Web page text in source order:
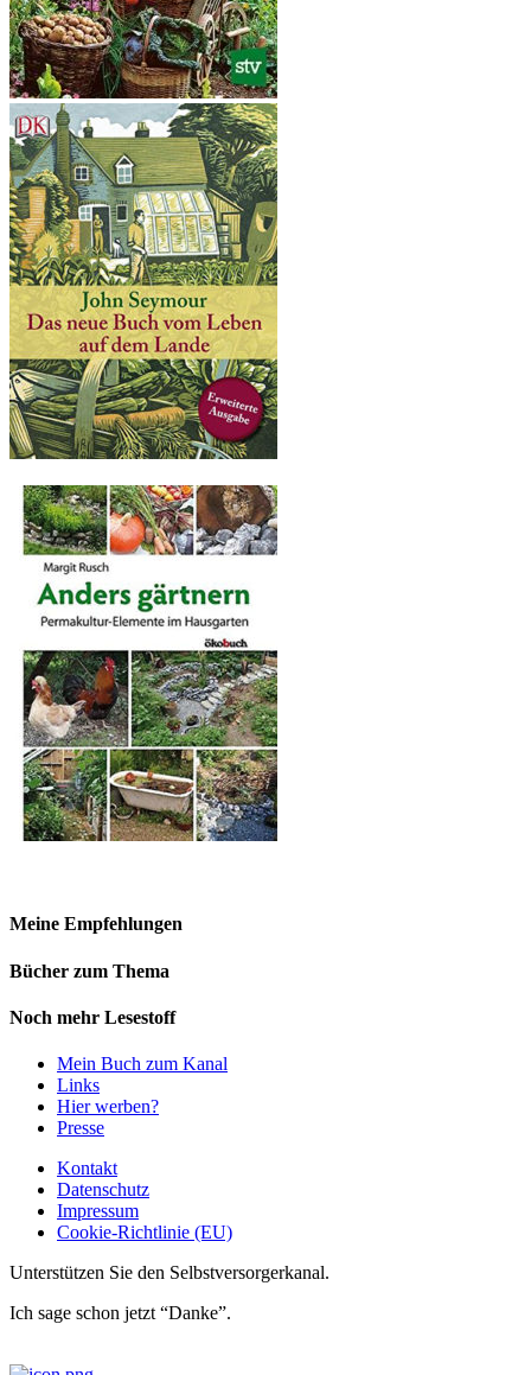
Meine Empfehlungen
Bücher zum Thema
Noch mehr Lesestoff
Mein Buch zum Kanal
Links
Hier werben?
Presse
Kontakt
Datenschutz
Impressum
Cookie-Richtlinie (EU)
Unterstützen Sie den Selbstversorgerkanal.
Ich sage schon jetzt “Danke”.